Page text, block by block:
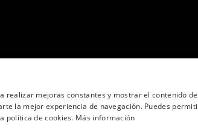
realizar mejoras constantes y mostrar el contenido
la mejor experiencia de navegación. Puedes
política de cookies. Más información